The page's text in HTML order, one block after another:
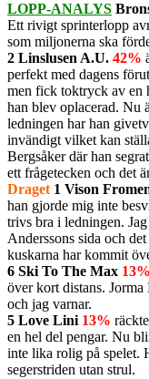
LOPP-ANALYS
Ett rivigt sprinterlopp
som miljonerna ska
2 Linslusen A.U. 42%
perfekt med dagens
men fick toktryck av en
han blev oplacerad. Nu
ledningen har han
invändigt vilket kan
Bergsåker där han
ett frågetecken och det
Draget 1 Vison
han gjorde mig inte
trivs bra i ledningen.
Anderssons sida och
kuskarna har kommit
6 Ski To The Max 13%
över kort distans.
och jag varnar.
5 Love Lini 13%
en hel del pengar. Nu
inte lika rolig på spelet.
segerstriden utan strul.